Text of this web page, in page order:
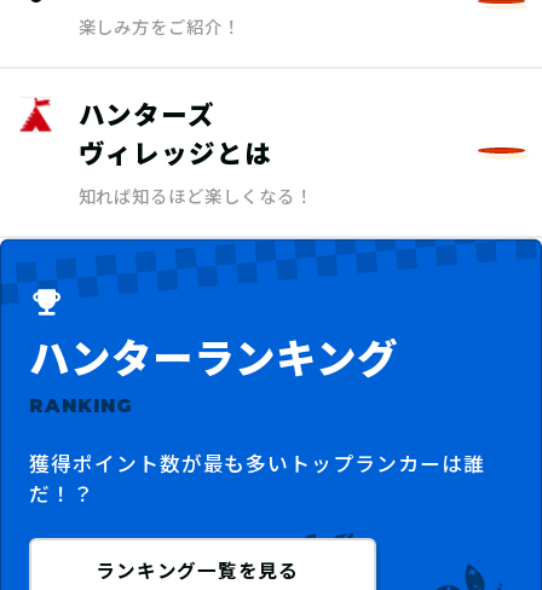
楽しみ方をご紹介！
ハンターズ
ヴィレッジとは
知れば知るほど楽しくなる！
ハンターランキング
RANKING
獲得ポイント数が最も多いトップランカーは誰
だ！？
ランキング一覧を見る